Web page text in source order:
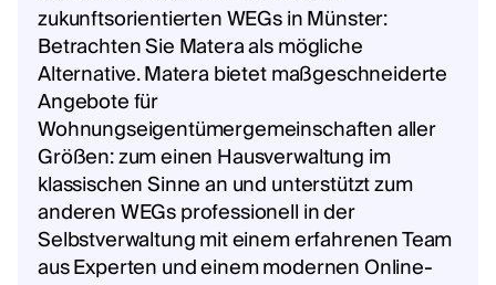
zukunftsorientierten WEGs in Münster:
Betrachten Sie Matera als mögliche
Alternative. Matera bietet maßgeschneiderte
Angebote für
Wohnungseigentümergemeinschaften aller
Größen: zum einen Hausverwaltung im
klassischen Sinne an und unterstützt zum
anderen WEGs professionell in der
Selbstverwaltung mit einem erfahrenen Team
aus Experten und einem modernen Online-